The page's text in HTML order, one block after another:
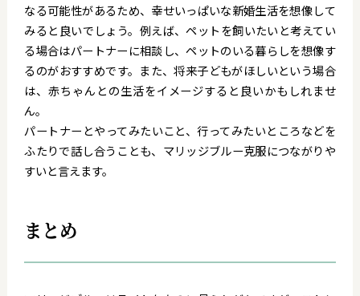
なる可能性があるため、幸せいっぱいな新婚生活を想像して
みると良いでしょう。例えば、ペットを飼いたいと考えてい
る場合はパートナーに相談し、ペットのいる暮らしを想像す
るのがおすすめです。また、将来子どもがほしいという場合
は、赤ちゃんとの生活をイメージすると良いかもしれませ
ん。
パートナーとやってみたいこと、行ってみたいところなどを
ふたりで話し合うことも、マリッジブルー克服につながりや
すいと言えます。
まとめ